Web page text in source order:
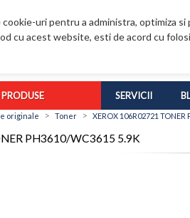
uri pentru a administra, optimiza
cu acest website, esti de acord cu
SERVICII
originale > Toner > XEROX 106R02721 TONER
PH3610/WC3615 5.9K